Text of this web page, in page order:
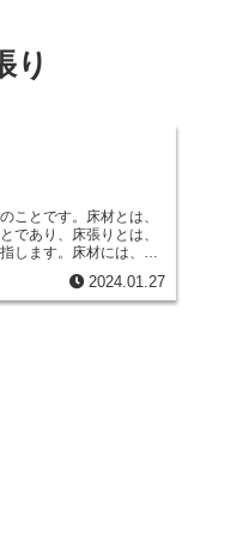
り
ことです。床材とは、
であり、床張りとは、
します。床材には、
材のサイズやタイプに
ります。一般的な張り
2024.01.27